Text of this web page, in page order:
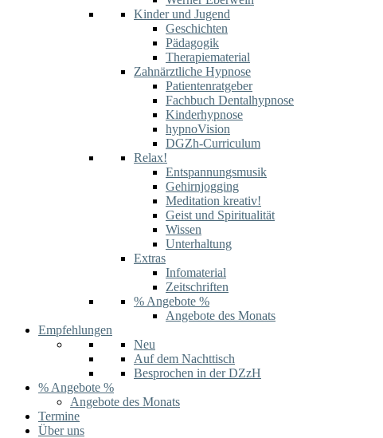
Kinder und Jugend
Geschichten
Pädagogik
Therapiematerial
Zahnärztliche Hypnose
Patientenratgeber
Fachbuch Dentalhypnose
Kinderhypnose
hypnoVision
DGZh-Curriculum
Relax!
Entspannungsmusik
Gehirnjogging
Meditation kreativ!
Geist und Spiritualität
Wissen
Unterhaltung
Extras
Infomaterial
Zeitschriften
% Angebote %
Angebote des Monats
Empfehlungen
Neu
Auf dem Nachttisch
Besprochen in der DZzH
% Angebote %
Angebote des Monats
Termine
Über uns